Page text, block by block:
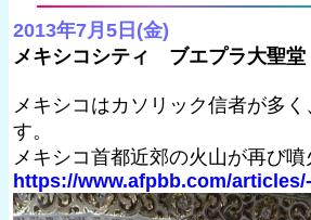
2013年7月5日(金)
メキシコシティ ブエプラ大聖堂
メキシコはカソリック信者が多
す。
メキシコ首都近郊の火山が再び
https://www.afpbb.com/